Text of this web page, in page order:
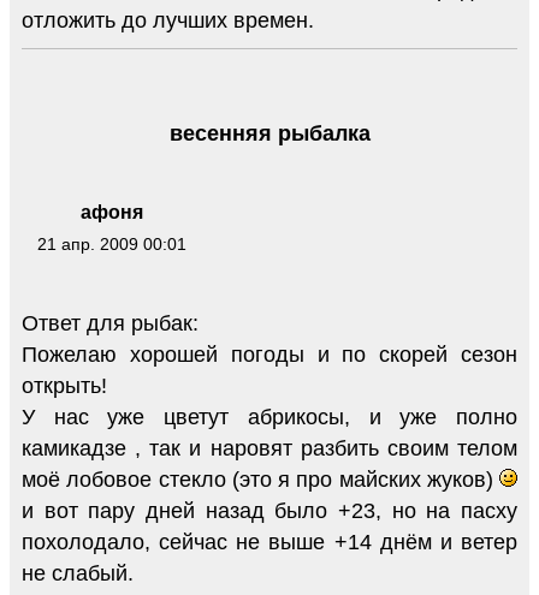
отложить до лучших времен.
афоня
21 апр. 2009 00:01
весенняя рыбалка
Ответ для рыбак:
Пожелаю хорошей погоды и по скорей сезон
открыть!
У нас уже цветут абрикосы, и уже полно
камикадзе , так и наровят разбить своим телом
моё лобовое стекло (это я про майских жуков)
и вот пару дней назад было +23, но на пасху
похолодало, сейчас не выше +14 днём и ветер
не слабый.